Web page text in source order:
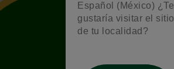
Español (México) ¿Te
gustaría visitar el sitio
de tu localidad?